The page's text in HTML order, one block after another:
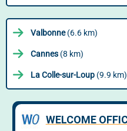
Valbonne(6.6 km)
Cannes (8 km)
La Colle-sur-Loup (9.9 km)